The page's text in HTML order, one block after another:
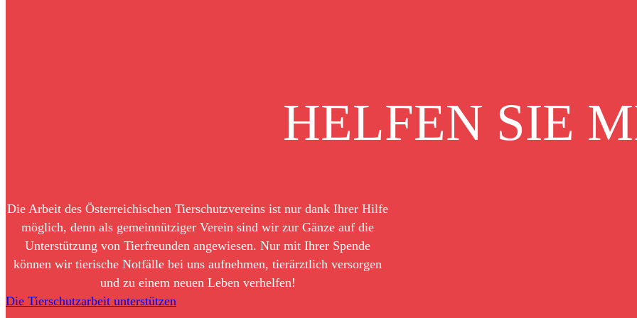
HELFEN SIE
Die Arbeit des Österreichischen Tierschutzvereins ist nur dank Ihrer Hilfe
möglich, denn als gemeinnütziger Verein sind wir zur Gänze auf die
Unterstützung von Tierfreunden angewiesen. Nur mit Ihrer Spende
können wir tierische Notfälle bei uns aufnehmen, tierärztlich versorgen
und zu einem neuen Leben verhelfen!
Die Tierschutzarbeit unterstützen